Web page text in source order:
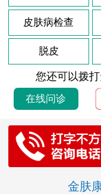
皮肤病检查
脱皮
您还可以拨打
在线问诊
金肤